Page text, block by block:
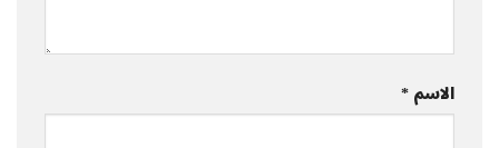
الاسم*